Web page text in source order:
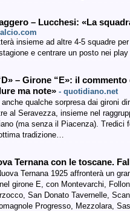
– Lucchesi: «La
insieme ad altre 4-5 squadre
e centrare un posto nei play
– Girone “E»: il
ma note» - quotidiano.net
qualche sorpresa dai gironi
al Seravezza, insieme nel
(ma senza il Piacenza).
tradizione…
Ternana con le toscane.
Ternana 1925 affronterà un
girone E, con Montevarchi,
San Donato Tavernelle,
Progresso, Mezzolara,